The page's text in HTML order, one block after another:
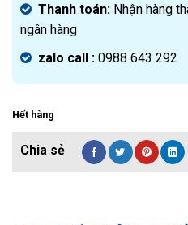
Thanh toán: Nhận hàng
ngân hàng
zalo call : 0988 643 292
Hết hàng